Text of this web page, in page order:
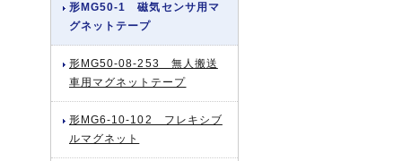
形MG50-1 磁気センサ用マ
グネットテープ
形MG50-08-253 無人搬送
車用マグネットテープ
形MG6-10-102 フレキシブ
ルマグネット